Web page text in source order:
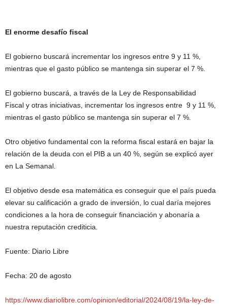
El enorme desafío fiscal
El gobierno buscará incrementar los ingresos entre 9 y 11 %,
mientras que el gasto público se mantenga sin superar el 7 %.
El gobierno buscará, a través de la Ley de Responsabilidad
Fiscal y otras iniciativas, incrementar los ingresos entre 9 y 11 %,
mientras el gasto público se mantenga sin superar el 7 %.
Otro objetivo fundamental con la reforma fiscal estará en bajar la
relación de la deuda con el PIB a un 40 %, según se explicó ayer
en La Semanal.
El objetivo desde esa matemática es conseguir que el país pueda
elevar su calificación a grado de inversión, lo cual daría mejores
condiciones a la hora de conseguir financiación y abonaría a
nuestra reputación crediticia.
Fuente: Diario Libre
Fecha: 20 de agosto
https://www.diariolibre.com/opinion/editorial/2024/08/19/la-ley-de-